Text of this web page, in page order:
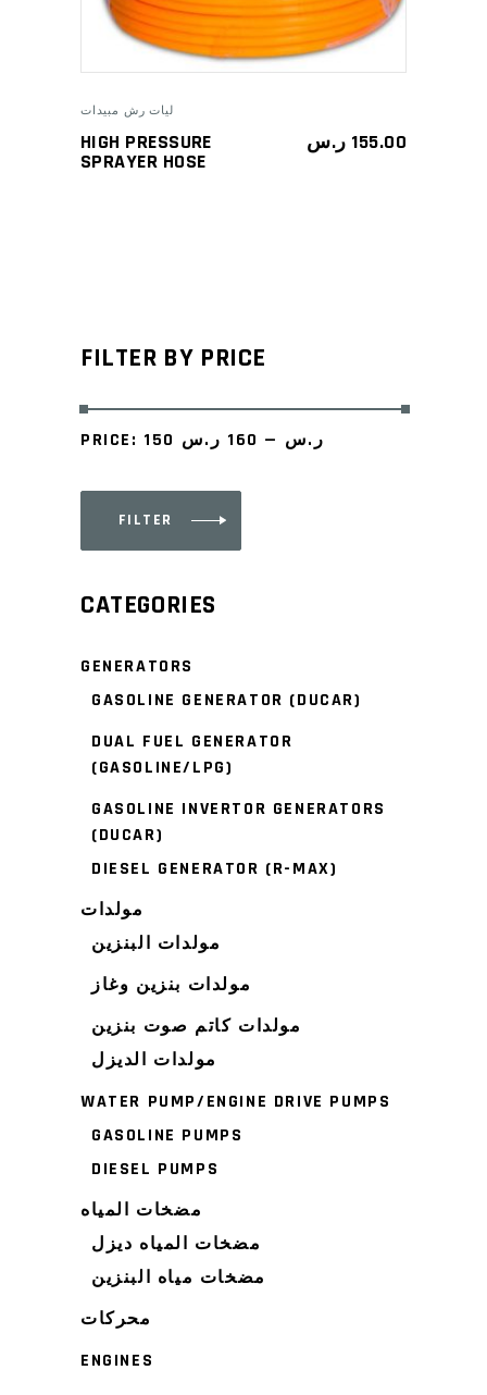
ليات رش مبيدات
HIGH PRESSURE
SPRAYER HOSE
155.00 ر.س
FILTER BY PRICE
price
price
FILTER
PRICE: 150 ر.س — 160 ر.س
CATEGORIES
GENERATORS
GASOLINE GENERATOR (DUCAR)
DUAL FUEL GENERATOR
(GASOLINE/LPG)
GASOLINE INVERTOR GENERATORS
(DUCAR)
DIESEL GENERATOR (R-MAX)
مولدات
مولدات البنزين
مولدات بنزين وغاز
مولدات كاتم صوت بنزين
مولدات الديزل
WATER PUMP/ENGINE DRIVE PUMPS
GASOLINE PUMPS
DIESEL PUMPS
مضخات المياه
مضخات المياه ديزل
مضخات مياه البنزين
محركات
ENGINES